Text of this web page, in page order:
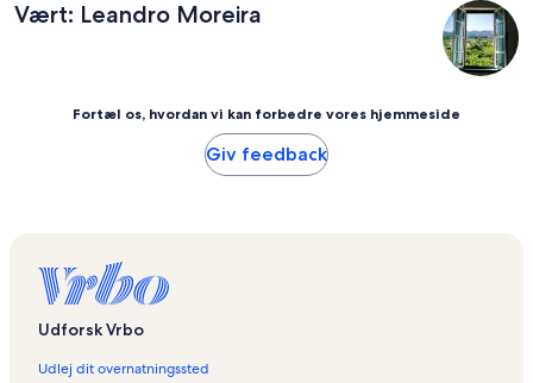
Vært: Leandro Moreira
Fortæl os, hvordan vi kan forbedre vores hjemmeside
Giv feedback
Udforsk Vrbo
Udlej dit overnatningssted